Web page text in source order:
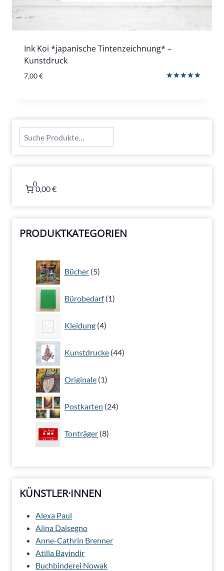
Ink Koi *japanische Tintenzeichnung* –
Kunstdruck
7,00€
Suchen
0
0,00 €
PRODUKTKATEGORIEN
Bücher 5
5
Produkte
Bürobedarf 1
1
Produkt
Kleidung 4
4
Produkte
Kunstdrucke 44
44
Produkte
Originale 1
1
Produkt
Postkarten 24
24
Produkte
Tonträger 8
8
Produkte
KÜNSTLER·INNEN
Alexa Paul
Alina Dalsegno
Anne-Cathrin Brenner
Atilla Bayindir
Buchbinderei Nowak